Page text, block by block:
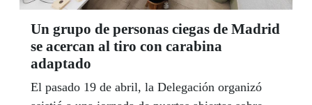
Un grupo de personas ciegas de Madrid
se acercan al tiro con carabina
adaptado
El pasado 19 de abril, la Delegación organizó